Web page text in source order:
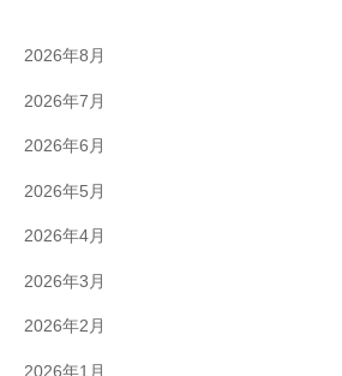
2026年8月
2026年7月
2026年6月
2026年5月
2026年4月
2026年3月
2026年2月
2026年1月